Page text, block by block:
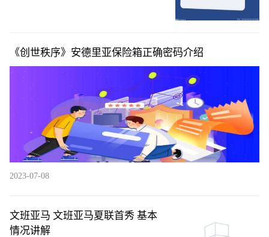
《创世秩序》安德里亚保险箱正确密码介绍
2023-07-08
文班亚马 文班亚马夏联首秀 基本
情况讲解